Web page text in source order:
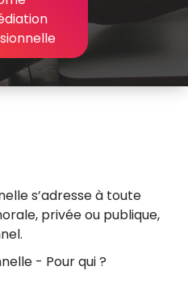
s’adresse à toute
privée ou publique,
- Pour qui ?